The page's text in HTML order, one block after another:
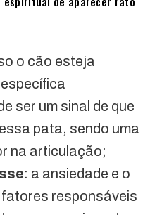
o cão esteja
ser um sinal de que
pata, sendo uma
na articulação;
: a ansiedade e o
responsáveis